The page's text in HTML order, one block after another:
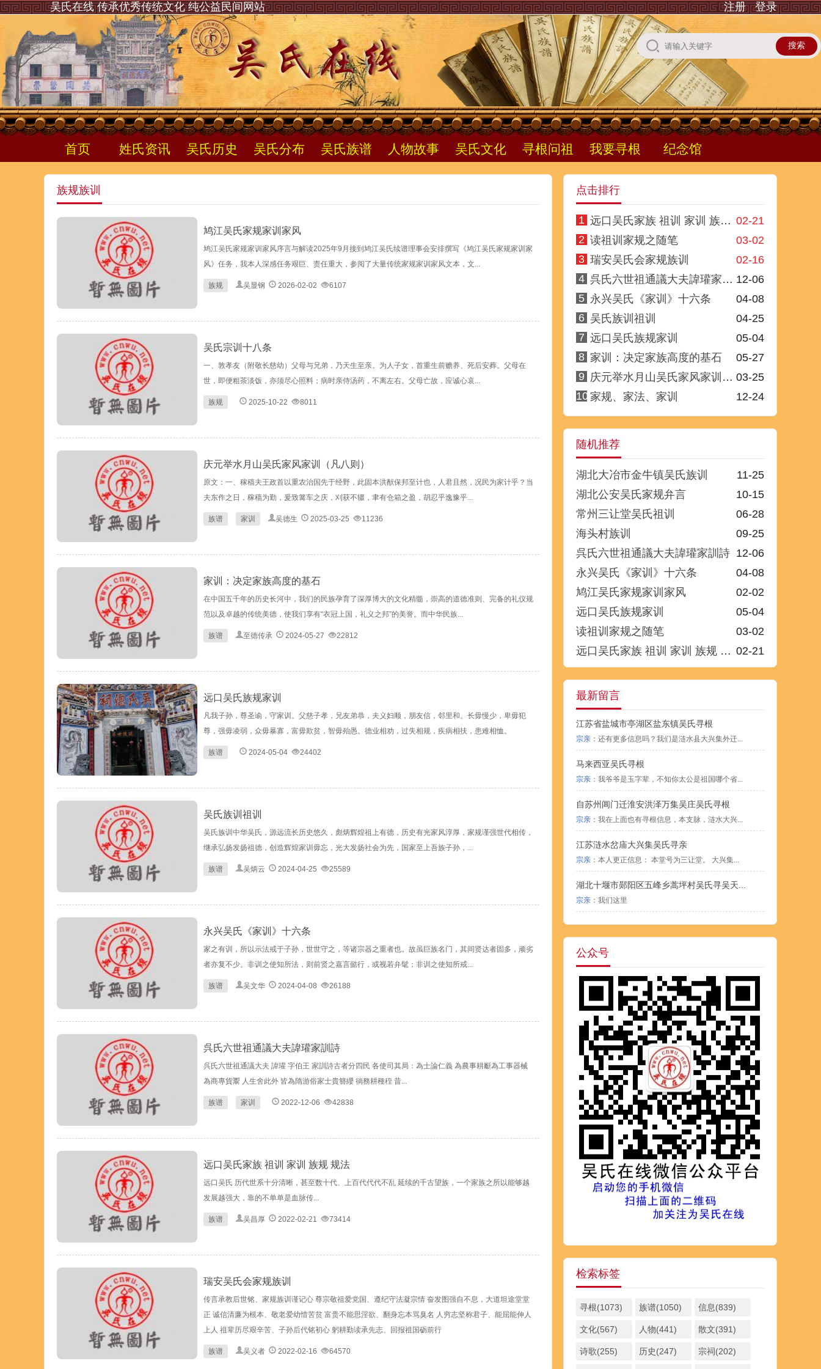
注册 登录
吴氏在线 传承优秀传统文化 纯公益民间网站
首页 姓氏资讯 吴氏历史 吴氏分布 吴氏族谱 人物故事 吴氏文化 寻根问祖 我要寻根 纪念馆
族规族训
鸠江吴氏家规家训家风
鸠江吴氏家规家训家风序言与解读2025年9月接到鸠江吴氏续谱理事会安排撰写《鸠江吴氏家规家训家
风》任务，我本人深感任务艰巨、责任重大，参阅了大量传统家规家训家风文本，文...
族规 吴显钢 2026-02-02 6107
吴氏宗训十八条
一、敦孝友（附敬长慈幼）父母与兄弟，乃天生至亲。为人子女，首重生前赡养、死后安葬。父母在
世，即便粗茶淡饭，亦须尽心照料；病时亲侍汤药，不离左右。父母亡故，应诚心哀...
族规 2025-10-22 8011
庆元举水月山吴氏家风家训（凡八则）
原文：一、稼穑夫王政首以重农治国先于经野，此固本洪猷保邦至计也，人君且然，况民为家计乎？当
夫东作之日，稼穑为勤，爰致篝车之庆，刈获不辍，聿有仓箱之盈，胡忍乎逸豫乎...
族谱 家训 吴德生 2025-03-25 11236
家训：决定家族高度的基石
在中国五千年的历史长河中，我们的民族孕育了深厚博大的文化精髓，崇高的道德准则、完备的礼仪规
范以及卓越的传统美德，使我们享有“衣冠上国，礼义之邦”的美誉。而中华民族...
族谱 至德传承 2024-05-27 22812
远口吴氏族规家训
凡我子孙，尊圣谕，守家训。父慈子孝，兄友弟恭，夫义妇顺，朋友信，邻里和。长毋慢少，卑毋犯
尊，强毋凌弱，众毋暴寡，富毋欺贫，智毋殆愚。德业相劝，过失相规，疾病相扶，患难相恤。
族谱 2024-05-04 24402
吴氏族训祖训
吴氏族训中华吴氏，源远流长历史悠久，彪炳辉煌祖上有德，历史有光家风淳厚，家规谨强世代相传，
继承弘扬发扬祖德，创造辉煌家训毋忘，光大发扬社会为先，国家至上吾族子孙，...
族谱 吴炳云 2024-04-25 25589
永兴吴氏《家训》十六条
家之有训，所以示法戒于子孙，世世守之，等诸宗器之重者也。故虽巨族名门，其间贤达者固多，顽劣
者亦复不少。非训之使知所法，则前贤之嘉言懿行，或视若弁髦；非训之使知所戒...
族谱 吴文华 2024-04-08 26188
呉氏六世祖通議大夫諱瓘家訓詩
呉氏六世祖通議大夫 諱瓘 字伯王 家訓詩古者分四民 各使司其局：為士論仁義 為農事耕斸為工事器械
為商專貨鬻 人生舍此外 皆為隋游俗家士貴簪纓 徜務耕種秷 昔...
族谱 家训 2022-12-06 42838
远口吴氏家族 祖训 家训 族规 规法
远口吴氏 历代世系十分清晰，甚至数十代、上百代代代不乱 延续的千古望族，一个家族之所以能够越
发展越强大，靠的不单单是血脉传...
族谱 吴昌厚 2022-02-21 73414
瑞安吴氏会家规族训
传言承教后世铭、家规族训谨记心 尊宗敬祖爱党国、遵纪守法凝宗情 奋发图强自不息，大道坦途堂堂
正 诚信清廉为根本、敬老爱幼惜苦贫 富贵不能思淫欲、翻身忘本骂臭名 人穷志坚称君子、能屈能伸人
上人 祖辈历尽艰辛苦、子孙后代铭初心 躬耕勤读承先志、回报祖国砺前行
族谱 吴义者 2022-02-16 64570
点击排行
1 02-21
远口吴氏家族 祖训 家训 族规 规法
2
03-02
读祖训家规之随笔
3
02-16
瑞安吴氏会家规族训
4
12-06
呉氏六世祖通議大夫諱瓘家訓詩
5
04-08
永兴吴氏《家训》十六条
6
04-25
吴氏族训祖训
7
05-04
远口吴氏族规家训
8
05-27
家训：决定家族高度的基石
9
03-25
庆元举水月山吴氏家风家训（凡八则）
10
12-24
家规、家法、家训
随机推荐
11-25
湖北大冶市金牛镇吴氏族训
10-15
湖北公安吴氏家规弁言
06-28
常州三让堂吴氏祖训
09-25
海头村族训
12-06
呉氏六世祖通議大夫諱瓘家訓詩
04-08
永兴吴氏《家训》十六条
02-02
鸠江吴氏家规家训家风
05-04
远口吴氏族规家训
03-02
读祖训家规之随笔
02-21
远口吴氏家族 祖训 家训 族规 规法
最新留言
江苏省盐城市亭湖区盐东镇吴氏寻根
宗亲 ：还有更多信息吗？我们是涟水县大兴集外迁...
马来西亚吴氏寻根
宗亲 ：我爷爷是玉字辈，不知你太公是祖国哪个省...
自苏州阊门迁淮安洪泽万集吴庄吴氏寻根
宗亲 ：我在上面也有寻根信息，本支脉，涟水大兴...
江苏涟水岔庙大兴集吴氏寻亲
宗亲 ：本人更正信息： 本堂号为三让堂。 大兴集...
湖北十堰市郧阳区五峰乡蒿坪村吴氏寻吴天...
宗亲 ：我们这里
公众号
检索标签
寻根(1073) 族谱(1050) 信息(839)
文化(567) 人物(441) 散文(391)
诗歌(255) 历史(247) 宗祠(202)